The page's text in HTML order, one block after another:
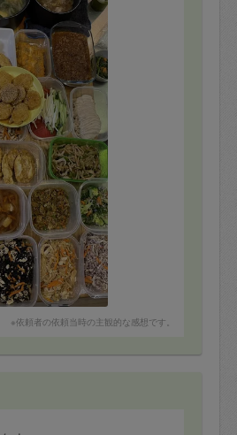
※依頼者の依頼当時の主観的な感想です。